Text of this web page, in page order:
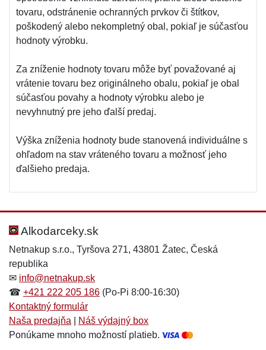
tovaru, odstránenie ochranných prvkov či štítkov,
poškodený alebo nekompletný obal, pokiaľ je súčasťou
hodnoty výrobku.
Za zníženie hodnoty tovaru môže byť považované aj
vrátenie tovaru bez originálneho obalu, pokiaľ je obal
súčasťou povahy a hodnoty výrobku alebo je
nevyhnutný pre jeho ďalší predaj.
Výška zníženia hodnoty bude stanovená individuálne s
ohľadom na stav vráteného tovaru a možnosť jeho
ďalšieho predaja.
Alkodarceky.sk
Netnakup s.r.o., Tyršova 271, 43801 Žatec, Česká
republika
✉ info@netnakup.sk
☎ +421 222 205 186 (Po-Pi 8:00-16:30)
Kontaktný formulár
Naša predajňa
Náš výdajný box
Ponúkame mnoho možností platieb.